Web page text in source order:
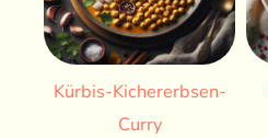
Kürbis-Kichererbsen-
Curry